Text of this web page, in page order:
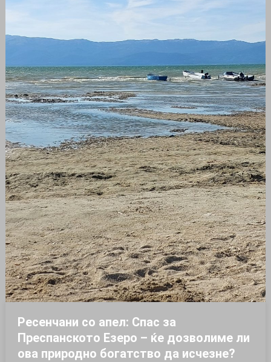
Ресенчани со апел: Спас за
Преспанското Езеро – ќе дозволиме ли
ова природно богатство да исчезне?